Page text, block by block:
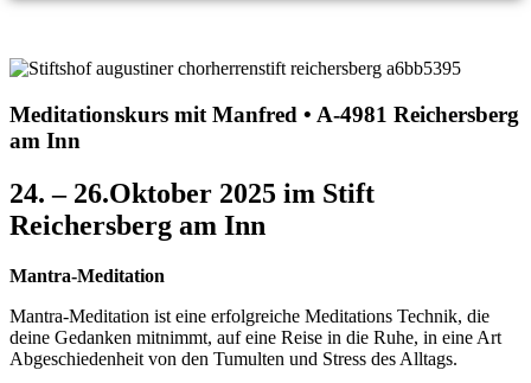
Meditationskurs mit Manfred • A-4981 Reichersberg
am Inn
24. – 26.Oktober 2025 im Stift
Reichersberg am Inn
Mantra-Meditation
Mantra-Meditation ist eine erfolgreiche Meditations Technik, die
deine Gedanken mitnimmt, auf eine Reise in die Ruhe, in eine Art
Abgeschiedenheit von den Tumulten und Stress des Alltags.